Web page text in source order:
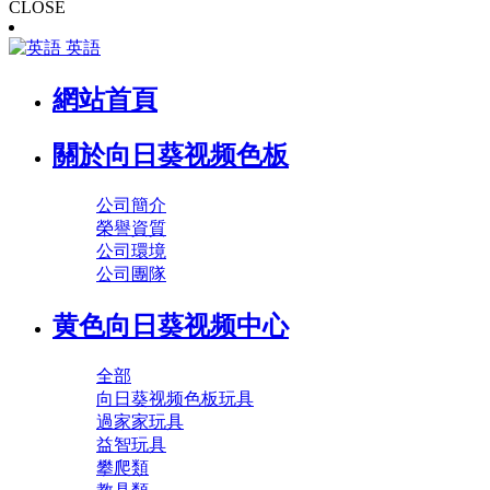
CLOSE
英語
網站首頁
關於向日葵视频色板
公司簡介
榮譽資質
公司環境
公司團隊
黄色向日葵视频中心
全部
向日葵视频色板玩具
過家家玩具
益智玩具
攀爬類